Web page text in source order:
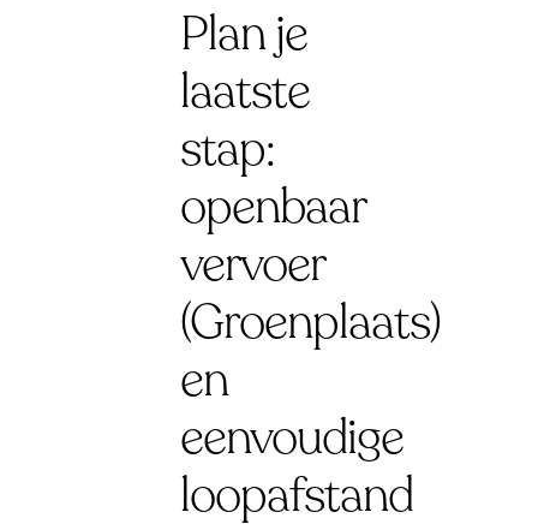
Plan je
laatste
stap:
openbaar
vervoer
(Groenplaats)
en
eenvoudige
loopafstand